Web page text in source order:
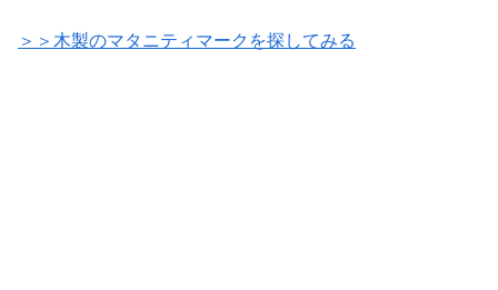
＞＞木製のマタニティマークを探してみる